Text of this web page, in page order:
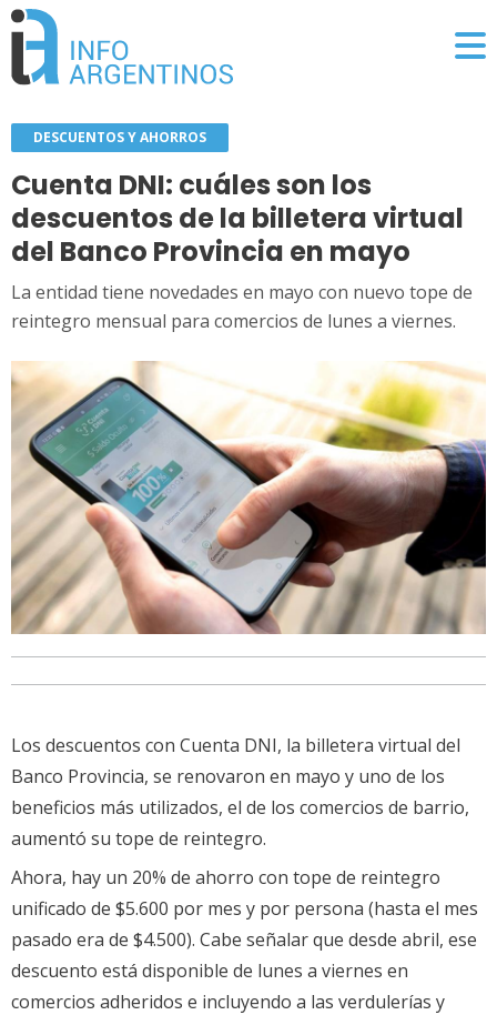
DESCUENTOS Y AHORROS
Cuenta DNI: cuáles son los
descuentos de la billetera virtual
del Banco Provincia en mayo
La entidad tiene novedades en mayo con nuevo tope de
reintegro mensual para comercios de lunes a viernes.
Los descuentos con Cuenta DNI, la billetera virtual del
Banco Provincia, se renovaron en mayo y uno de los
beneficios más utilizados, el de los comercios de barrio,
aumentó su tope de reintegro.
Ahora, hay un 20% de ahorro con tope de reintegro
unificado de $5.600 por mes y por persona (hasta el mes
pasado era de $4.500). Cabe señalar que desde abril, ese
descuento está disponible de lunes a viernes en
comercios adheridos e incluyendo a las verdulerías y